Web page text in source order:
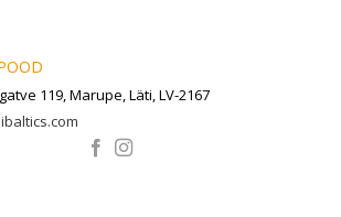
119, Marupe, Läti, LV-2167